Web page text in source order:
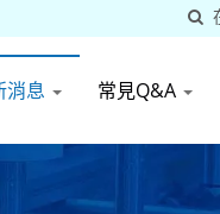
消息 常見Q&A